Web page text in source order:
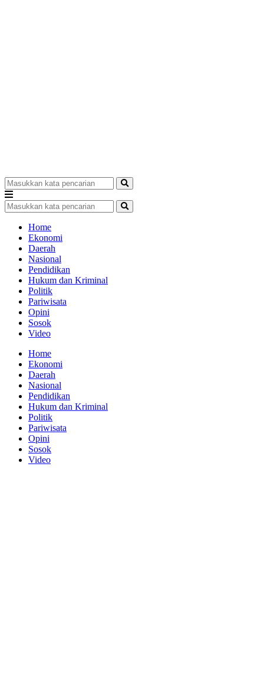
Home
Ekonomi
Daerah
Nasional
Pendidikan
Hukum dan Kriminal
Politik
Pariwisata
Opini
Sosok
Video
Home
Ekonomi
Daerah
Nasional
Pendidikan
Hukum dan Kriminal
Politik
Pariwisata
Opini
Sosok
Video